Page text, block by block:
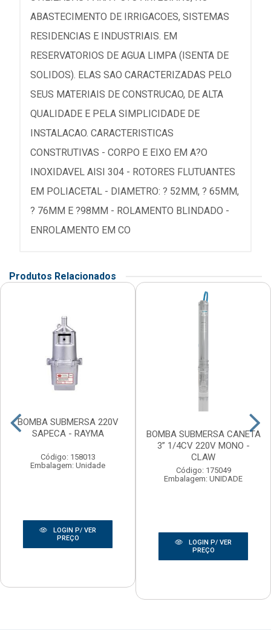
ABASTECIMENTO DE IRRIGACOES, SISTEMAS
RESIDENCIAS E INDUSTRIAIS. EM
RESERVATORIOS DE AGUA LIMPA (ISENTA DE
SOLIDOS). ELAS SAO CARACTERIZADAS PELO
SEUS MATERIAIS DE CONSTRUCAO, DE ALTA
QUALIDADE E PELA SIMPLICIDADE DE
INSTALACAO. CARACTERISTICAS
CONSTRUTIVAS - CORPO E EIXO EM A?O
INOXIDAVEL AISI 304 - ROTORES FLUTUANTES
EM POLIACETAL - DIAMETRO: ? 52MM, ? 65MM,
? 76MM E ?98MM - ROLAMENTO BLINDADO -
ENROLAMENTO EM CO
Produtos Relacionados
BOMBA SUBMERSA 220V
SAPECA - RAYMA
Código: 158013
Embalagem: Unidade
LOGIN P/ VER
PREÇO
BOMBA SUBMERSA CANETA
3” 1/4CV 220V MONO -
CLAW
Código: 175049
Embalagem: UNIDADE
LOGIN P/ VER
PREÇO